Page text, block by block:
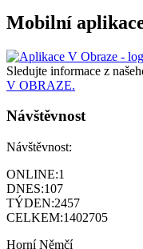
Mobilní
Sledujte informace z
V OBRAZE.
Návštěvnost
Návštěvnost:
ONLINE:1
DNES:107
TÝDEN:2457
CELKEM:1402705
Horní Němčí